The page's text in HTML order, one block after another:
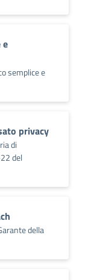
e
semplice e
privacy
di
del
della